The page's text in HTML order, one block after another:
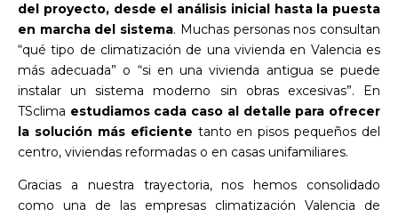
del proyecto, desde el análisis inicial hasta la puesta
en marcha del sistema. Muchas personas nos consultan
“qué tipo de climatización de una vivienda en Valencia es
más adecuada” o “si en una vivienda antigua se puede
instalar un sistema moderno sin obras excesivas”. En
TSclima estudiamos cada caso al detalle para ofrecer
la solución más eficiente tanto en pisos pequeños del
centro, viviendas reformadas o en casas unifamiliares.
Gracias a nuestra trayectoria, nos hemos consolidado
como una de las empresas climatización Valencia de